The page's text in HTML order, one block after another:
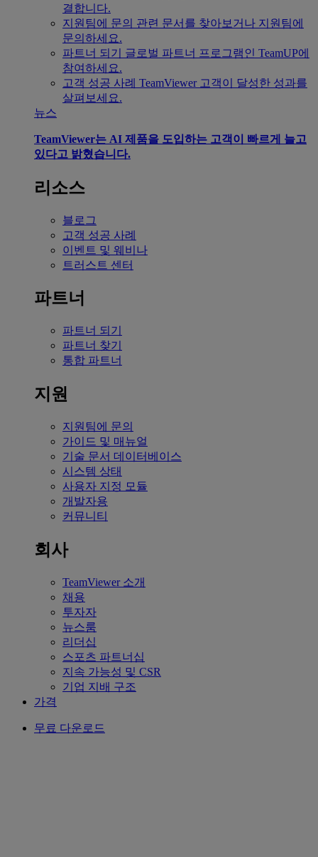
결합니다.
지원팀에 문의 관련 문서를 찾아보거나 지원팀에
문의하세요.
파트너 되기
글로벌 파트너 프로그램인 TeamUP에
참여하세요.
고객 성공 사례 TeamViewer 고객이 달성한 성과를
살펴보세요.
뉴스
TeamViewer는 AI 제품을 도입하는 고객이 빠르게 늘고
있다고 밝혔습니다.
리소스
블로그
고객 성공 사례
이벤트 및 웨비나
트러스트 센터
파트너
파트너 되기
파트너 찾기
통합 파트너
지원
지원팀에 문의
가이드 및 매뉴얼
기술 문서 데이터베이스
시스템 상태
사용자 지정 모듈
개발자용
커뮤니티
회사
TeamViewer 소개
채용
투자자
뉴스룸
리더십
스포츠 파트너십
지속 가능성 및 CSR
기업 지배 구조
가격
무료 다운로드